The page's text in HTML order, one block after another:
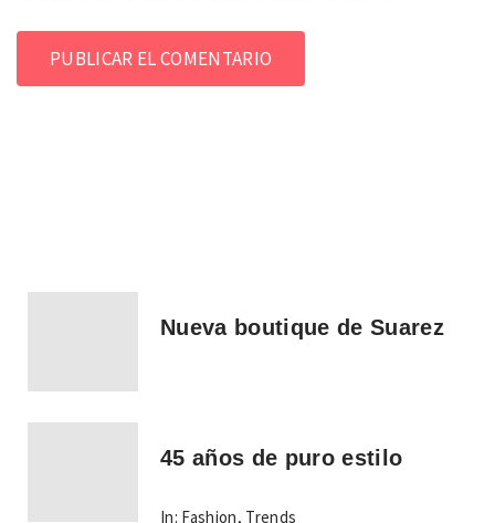
Nueva boutique de Suarez
45 años de puro estilo
In: Fashion, Trends